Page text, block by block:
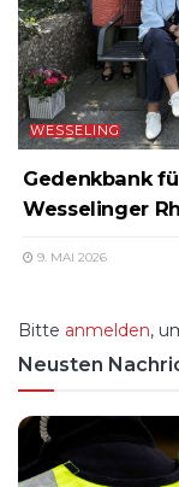
WESSELING
Gedenkbank
Wesselinger
9. MAI 2026
Bitte anmelden,
Neusten